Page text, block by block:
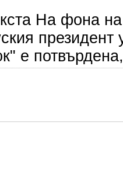
На фона
е потвърдена,